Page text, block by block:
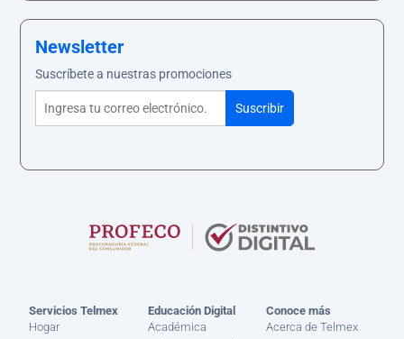
Newsletter
Suscríbete a nuestras promociones
Servicios Telmex
Hogar
Educación Digital
Académica
Conoce más
Acerca de Telmex